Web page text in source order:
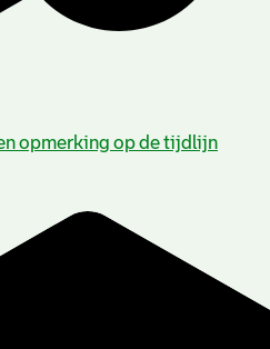
opmerking op de tijdlijn